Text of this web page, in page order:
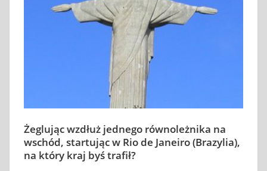
Żeglując wzdłuż jednego równoleżnika na
wschód, startując w Rio de Janeiro (Brazylia),
na który kraj byś trafił?